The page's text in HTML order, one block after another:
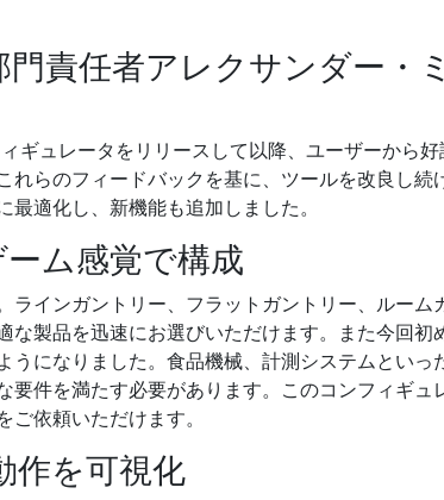
責任者アレクサンダー・
ギュレータをリリースして以降、ユーザーから
れらのフィードバックを基に、ツールを改良し続
適化し、新機能も追加しました。
ム感覚で構成
ラインガントリー、フラットガントリー、ルーム
な製品を迅速にお選びいただけます。また今回初
になりました。食品機械、計測システムといっ
要件を満たす必要があります。このコンフィギュ
依頼いただけます。
作を可視化